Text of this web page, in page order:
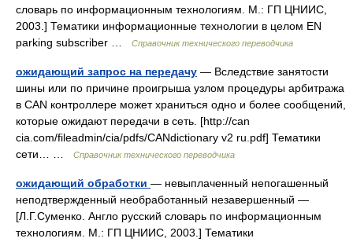
словарь по информационным технологиям. М.: ГП ЦНИИС,
2003.] Тематики информационные технологии в целом EN
parking subscriber …
Справочник технического переводчика
ожидающий запрос на передачу — Вследствие занятости
шины или по причине проигрыша узлом процедуры арбитража
в CAN контроллере может храниться одно и более сообщений,
которые ожидают передачи в сеть. [http://can
cia.com/fileadmin/cia/pdfs/CANdictionary v2 ru.pdf] Тематики
сети… …
Справочник технического переводчика
ожидающий обработки — невыплаченный непогашенный
неподтвержденный необработанный незавершенный —
[Л.Г.Суменко. Англо русский словарь по информационным
технологиям. М.: ГП ЦНИИС, 2003.] Тематики